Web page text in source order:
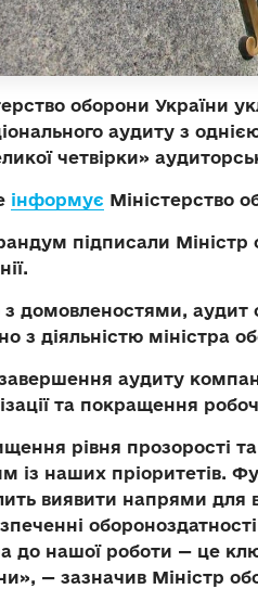
оборони України
аудиту з
четвірки»
інформує Міністерство
підписали Міністр
з домовленостями, аудит
з діяльністю міністра
аудиту
та покращення
рівня прозорості
із наших пріоритетів.
виявити напрями для
до нашої роботи — це
— зазначив Міністр